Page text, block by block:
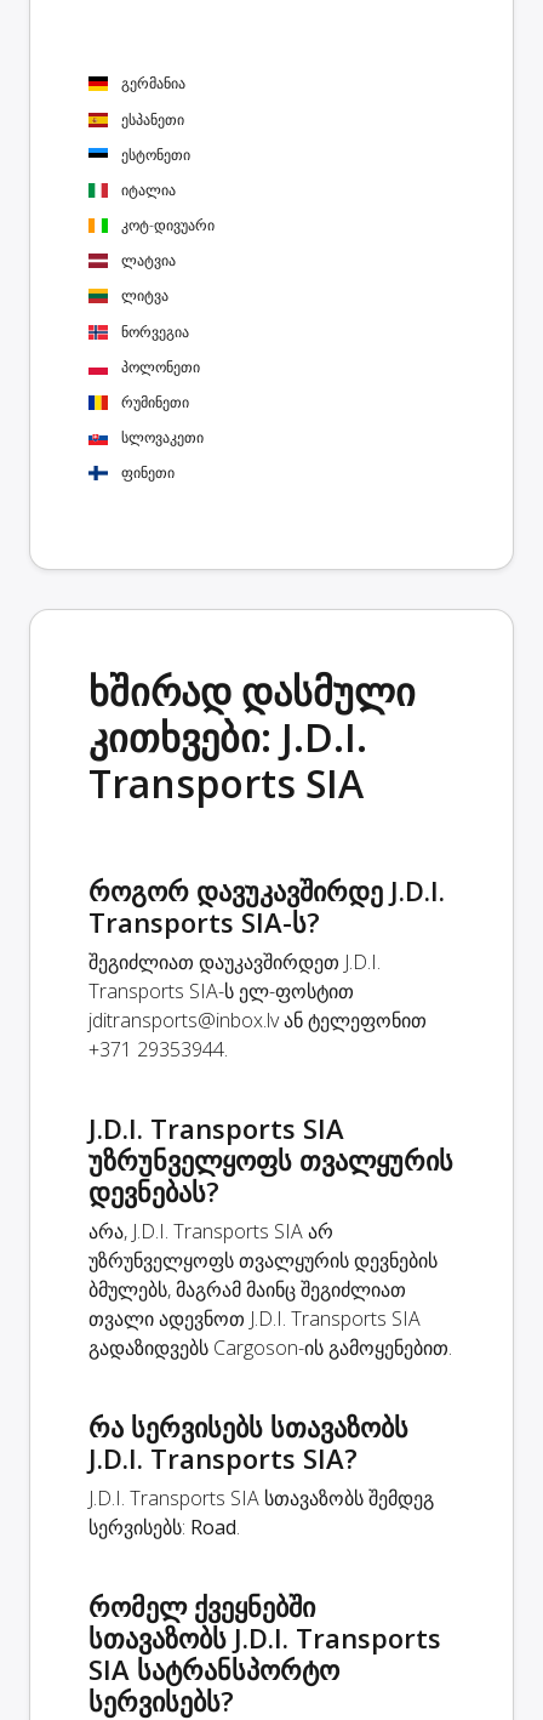
გერმანია
ესპანეთი
ესტონეთი
იტალია
კოტ-დივუარი
ლატვია
ლიტვა
ნორვეგია
პოლონეთი
რუმინეთი
სლოვაკეთი
ფინეთი
ხშირად დასმული
კითხვები: J.D.I.
Transports SIA
როგორ დავუკავშირდე J.D.I.
Transports SIA-ს?
შეგიძლიათ დაუკავშირდეთ J.D.I.
Transports SIA-ს ელ-ფოსტით
jditransports@inbox.lvან ტელეფონით
+371 29353944.
J.D.I. Transports SIA
უზრუნველყოფს თვალყურის
დევნებას?
არა, J.D.I. Transports SIA არ
უზრუნველყოფს თვალყურის დევნების
ბმულებს, მაგრამ მაინც შეგიძლიათ
თვალი ადევნოთ J.D.I. Transports SIA
გადაზიდვებს Cargoson-ის გამოყენებით.
რა სერვისებს სთავაზობს
J.D.I. Transports SIA?
J.D.I. Transports SIA სთავაზობს შემდეგ
სერვისებს: Road.
რომელ ქვეყნებში
სთავაზობს J.D.I. Transports
SIA სატრანსპორტო
სერვისებს?